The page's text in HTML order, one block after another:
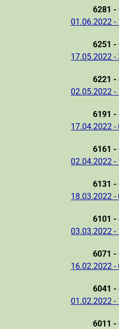
6281 -
01.06.2022 -
6251 -
17.05.2022 -
6221 -
02.05.2022 -
6191 -
17.04.2022 -
6161 -
02.04.2022 -
6131 -
18.03.2022 -
6101 -
03.03.2022 -
6071 -
16.02.2022 -
6041 -
01.02.2022 -
6011 -